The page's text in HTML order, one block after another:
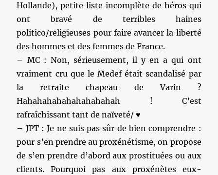
Hollande), petite liste incomplète de héros qui
ont bravé de terribles haines
politico/religieuses pour faire avancer la liberté
des hommes et des femmes de France.
– MC : Non, sérieusement, il y en a qui ont
vraiment cru que le Medef était scandalisé par
la retraite chapeau de Varin ?
Hahahahahahahahahahah ! C’est
rafraîchissant tant de naïveté/ ♥
– JPT : Je ne suis pas sûr de bien comprendre :
pour s’en prendre au proxénétisme, on propose
de s’en prendre d’abord aux prostituées ou aux
clients. Pourquoi pas aux proxénètes eux-